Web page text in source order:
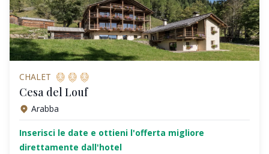
CHALET
Cesa del Louf
Arabba
Inserisci le date e ottieni l'offerta migliore
direttamente dall'hotel